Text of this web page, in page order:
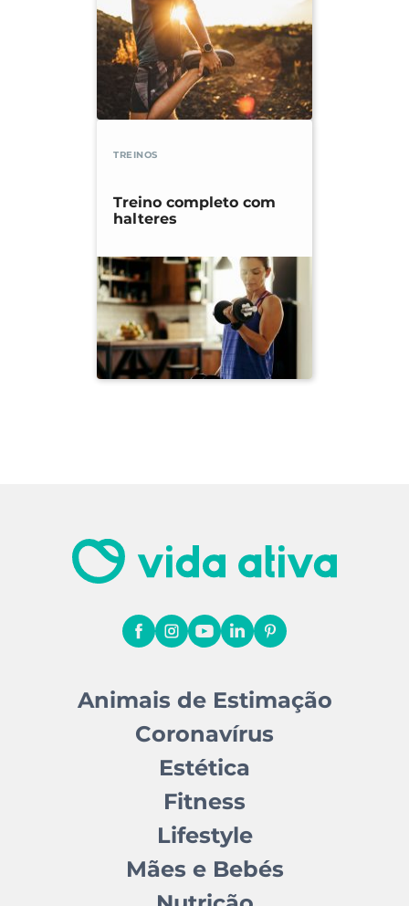
TREINOS
Treino completo com
halteres
Animais de Estimação
Coronavírus
Estética
Fitness
Lifestyle
Mães e Bebés